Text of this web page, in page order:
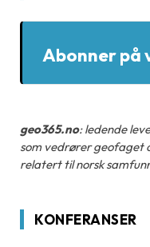
Abonner på
geo365.no: ledende
som vedrører geofaget
relatert til norsk
KONFERANSER